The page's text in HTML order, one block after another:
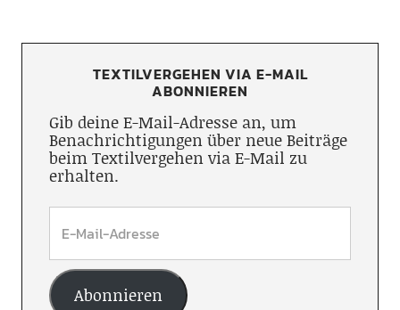
TEXTILVERGEHEN VIA E-MAIL
ABONNIEREN
Gib deine E-Mail-Adresse an, um
Benachrichtigungen über neue Beiträge
beim Textilvergehen via E-Mail zu
erhalten.
Abonnieren